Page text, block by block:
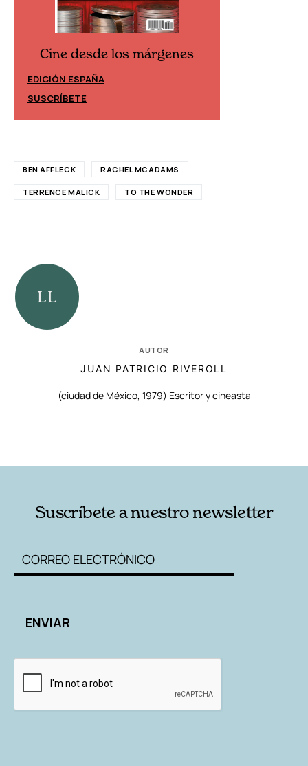
Cine desde los márgenes
EDICIÓN ESPAÑA
SUSCRÍBETE
BEN AFFLECK RACHEL MCADAMS
TERRENCE MALICK TO THE WONDER
AUTOR
JUAN PATRICIO RIVEROLL
(ciudad de México, 1979) Escritor y cineasta
Suscríbete a nuestro newsletter